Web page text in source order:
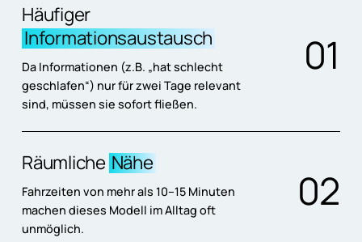
Häufiger
Informationsaustausch
Da Informationen (z.B. „hat schlecht
geschlafen“) nur für zwei Tage relevant
sind, müssen sie sofort fließen.
01
Räumliche Nähe
Fahrzeiten von mehr als 10–15 Minuten
machen dieses Modell im Alltag oft
unmöglich.
02